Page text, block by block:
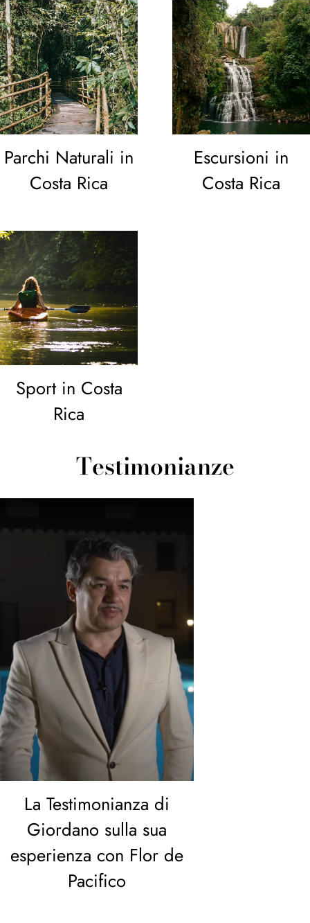
Parchi Naturali in
Costa Rica
Escursioni in
Costa Rica
Sport in Costa
Rica
Testimonianze
La Testimonianza di
Giordano sulla sua
esperienza con Flor de
Pacifico